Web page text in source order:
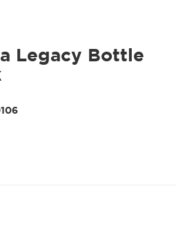
Legacy Bottle